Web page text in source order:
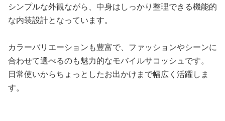
シンプルな外観ながら、中身はしっかり整理できる機能的
な内装設計となっています。
カラーバリエーションも豊富で、ファッションやシーンに
合わせて選べるのも魅力的なモバイルサコッシュです。
日常使いからちょっとしたお出かけまで幅広く活躍しま
す。